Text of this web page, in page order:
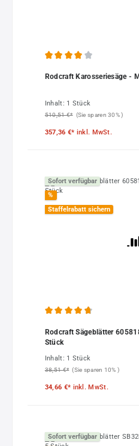
Rodcraft Karosseriesäge -
Inhalt: 1 Stück
510,51 €* (Sie sparen 30% )
357,36 €* inkl. MwSt.
Sofort verfügbar
%
Staffelrabatt sichern
Rodcraft Sägeblätter
Stück
Inhalt: 1 Stück
38,51 €* (Sie sparen 10% )
34,66 €* inkl. MwSt.
Sofort verfügbar